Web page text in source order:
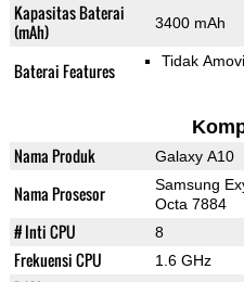
Kapasitas Baterai
(mAh)
3400 mAh
Baterai Features Tidak
Nama Produk Galaxy A10
Nama Prosesor
Samsung
Octa 7884
# Inti CPU 8
Frekuensi CPU 1.6 GHz